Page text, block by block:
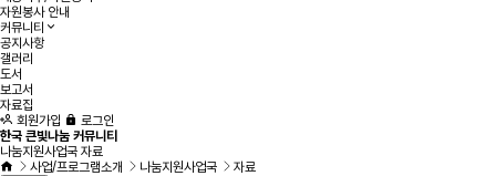
자원봉사 안내
커뮤니티
공지사항
갤러리
도서
보고서
자료집
회원가입
로그인
한국 큰빛나눔 커뮤니티
나눔지원사업국 자료
사업/프로그램소개
나눔지원사업국
자료